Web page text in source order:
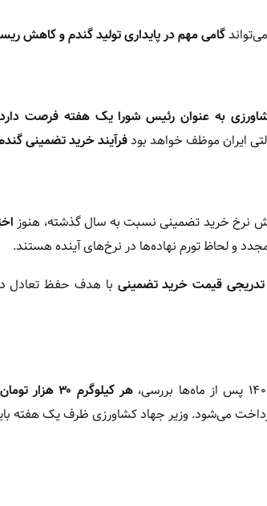
گامی مهم در پایداری تولید گندم و کاهش
به عنوان رئیس شورا یک هفته فرصت دارد
ایران موظف خواهد بودفرآیند خرید تضمینی
نرخ خرید تضمینی نسبت به سال گذشته، هنوز
و لحاظ تورم نهاده‌ها در نرخ‌های آینده هستند.
تدریجی قیمت خرید تضمینی با هدف حفظ تعادل
هر کیلوگرم ۳۰ هزار تومان تعیین شد.